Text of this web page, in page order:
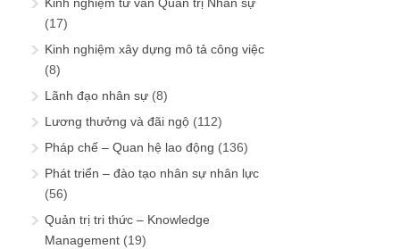
Kinh nghiệm tư vấn Quản trị Nhân sự
(17)
Kinh nghiệm xây dựng mô tả công việc
(8)
Lãnh đạo nhân sự (8)
Lương thưởng và đãi ngộ (112)
Pháp chế – Quan hệ lao động (136)
Phát triển – đào tạo nhân sự nhân lực
(56)
Quản trị tri thức – Knowledge
Management (19)